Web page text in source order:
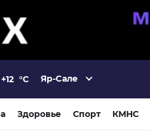
+12 °C Яр-Сале
Здоровье Спорт КМНС